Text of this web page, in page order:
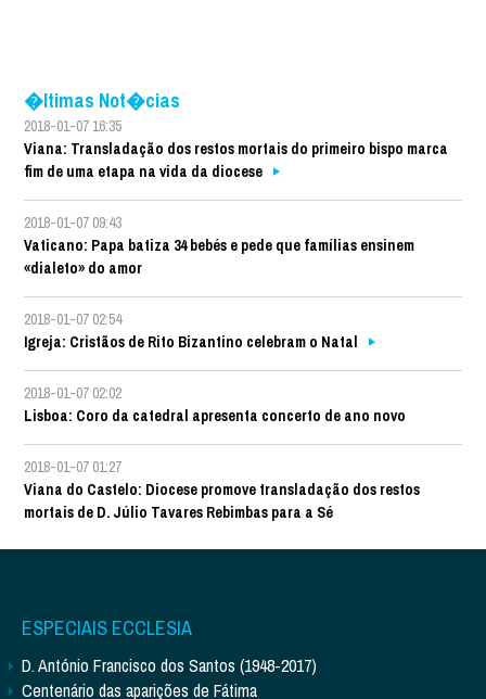
�ltimas Not�cias
2018-01-07 16:35
Viana: Transladação dos restos mortais do primeiro bispo marca
fim de uma etapa na vida da diocese
2018-01-07 09:43
Vaticano: Papa batiza 34 bebés e pede que famílias ensinem
«dialeto» do amor
2018-01-07 02:54
Igreja: Cristãos de Rito Bizantino celebram o Natal
2018-01-07 02:02
Lisboa: Coro da catedral apresenta concerto de ano novo
2018-01-07 01:27
Viana do Castelo: Diocese promove transladação dos restos
mortais de D. Júlio Tavares Rebimbas para a Sé
ESPECIAIS ECCLESIA
D. António Francisco dos Santos (1948-2017)
Centenário das aparições de Fátima